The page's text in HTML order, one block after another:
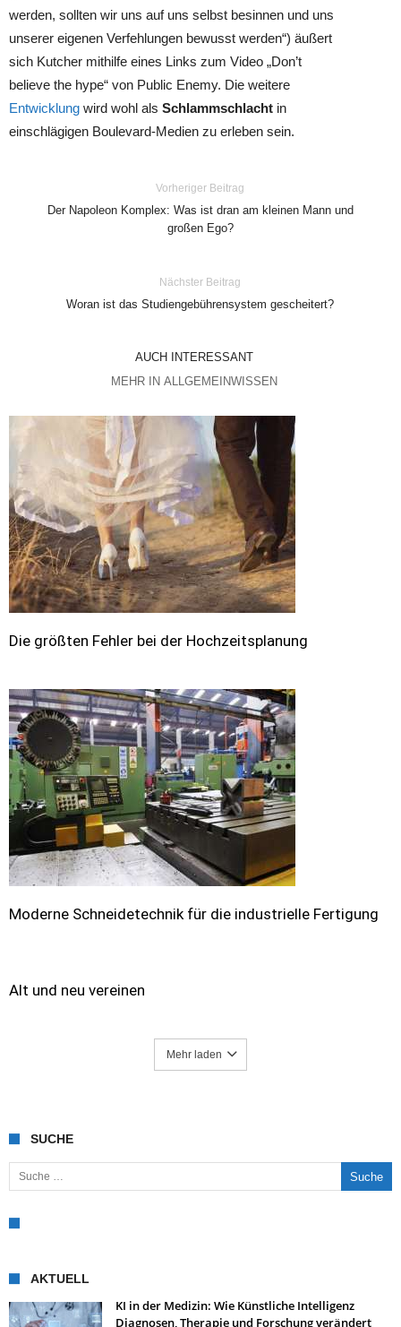
werden, sollten wir uns auf uns selbst besinnen und uns
unserer eigenen Verfehlungen bewusst werden“) äußert
sich Kutcher mithilfe eines Links zum Video „Don’t
believe the hype“ von Public Enemy. Die weitere
Entwicklung wird wohl als Schlammschlacht in
einschlägigen Boulevard-Medien zu erleben sein.
Vorheriger Beitrag
Der Napoleon Komplex: Was ist dran am kleinen Mann und
großen Ego?
Nächster Beitrag
Woran ist das Studiengebührensystem gescheitert?
AUCH INTERESSANT
MEHR IN ALLGEMEINWISSEN
Die größten Fehler bei der Hochzeitsplanung
Moderne Schneidetechnik für die industrielle Fertigung
Alt und neu vereinen
Mehr laden
SUCHE
Suche nach:
AKTUELL
KI in der Medizin: Wie Künstliche Intelligenz
Diagnosen, Therapie und Forschung verändert